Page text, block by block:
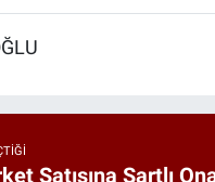
Satışına Şartlı